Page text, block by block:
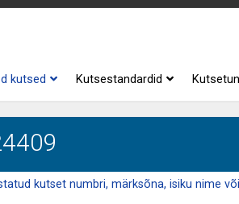
kutsed Kutsestandardid
kutset numbri, märksõna, isiku nime